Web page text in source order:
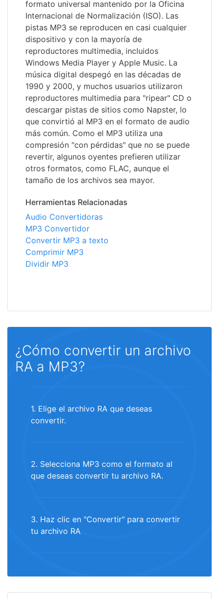
formato universal mantenido por la Oficina
Internacional de Normalización (ISO). Las
pistas MP3 se reproducen en casi cualquier
dispositivo y con la mayoría de
reproductores multimedia, incluidos
Windows Media Player y Apple Music. La
música digital despegó en las décadas de
1990 y 2000, y muchos usuarios utilizaron
reproductores multimedia para "ripear" CD o
descargar pistas de sitios como Napster, lo
que convirtió al MP3 en el formato de audio
más común. Como el MP3 utiliza una
compresión "con pérdidas" que no se puede
revertir, algunos oyentes prefieren utilizar
otros formatos, como FLAC, aunque el
tamaño de los archivos sea mayor.
Herramientas Relacionadas
Audio Convertidoras
MP3 Convertidor
Convertir MP3 a texto
Comprimir MP3
Dividir MP3
¿Cómo convertir un archivo
RA a MP3?
1. Elige el archivo RA que deseas
convertir.
2. Selecciona MP3 como el formato al
que deseas convertir tu archivo RA.
3. Haz clic en "Convertir" para convertir
tu archivo RA